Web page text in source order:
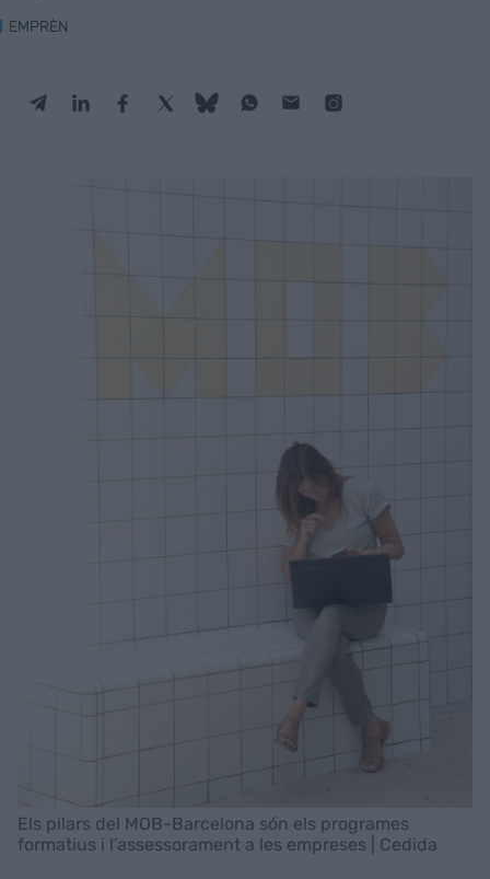
EMPRÈN
Els pilars del MOB-Barcelona són els programes
formatius i l’assessorament a les empreses | Cedida